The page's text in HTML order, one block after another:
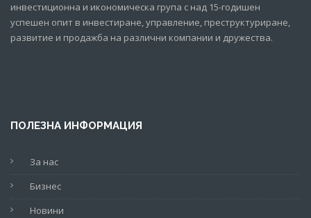
инвестиционна и икономическа група с над 15-годишен
успешен опит в инвестиране, управление, преструктуриране,
развитие и продажба на различни компании и дружества.
ПОЛЕЗНА ИНФОРМАЦИЯ
За нас
Бизнес
Новини